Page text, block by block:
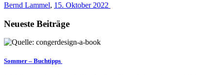
Bernd Lammel, 15. Oktober 2022
Neueste Beiträge
Sommer – Buchtipps